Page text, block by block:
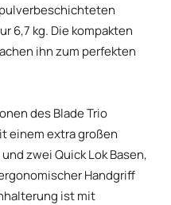
6,7 kg. Die kompakten
ihn zum perfekten
des Blade Trio
einem extra großen
zwei Quick Lok Basen,
Handgriff
ist mit